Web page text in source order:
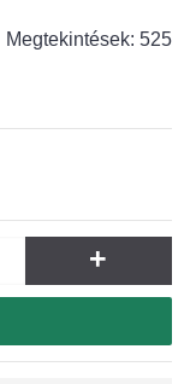
Megtekintések: 525
+